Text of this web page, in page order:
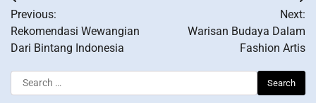
navigation
Previous:
Rekomendasi Wewangian
Dari Bintang Indonesia
Next:
Warisan Budaya Dalam
Fashion Artis
Search
for: